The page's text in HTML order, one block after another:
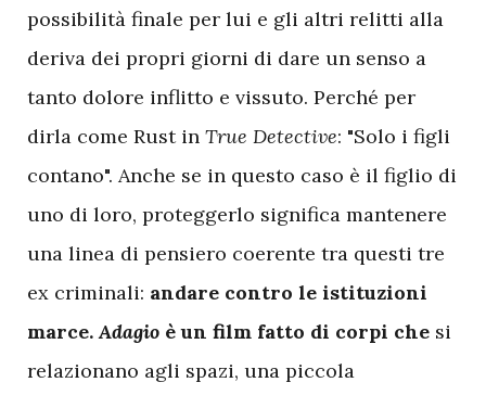
possibilità finale per lui e gli altri relitti alla
deriva dei propri giorni di dare un senso a
tanto dolore inflitto e vissuto. Perché per
dirla come Rust in True Detective: "Solo i figli
contano". Anche se in questo caso è il figlio di
uno di loro, proteggerlo significa mantenere
una linea di pensiero coerente tra questi tre
ex criminali: andare contro le istituzioni
marce. Adagio è un film fatto di corpi che si
relazionano agli spazi, una piccola